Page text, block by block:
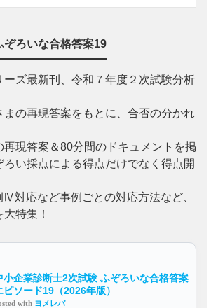
ぞろいな合格答案19
ズ最新刊、令和７年度２次試験分析
の再現答案をもとに、合否の分かれ
現答案＆80分間のドキュメントを掲
ろい採点による得点だけでなく得点開
対応など事例ごとの対応方法など、
特集！
小企業診断士2次試験 ふぞろいな合格答案
ピソード19（2026年版）
with ヨメレバ